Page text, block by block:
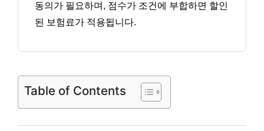
동의가 필요하며, 점수가 조건에 부합하면 할인
된 보험료가 적용됩니다.
Table of Contents